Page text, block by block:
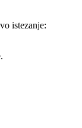
istezanje: